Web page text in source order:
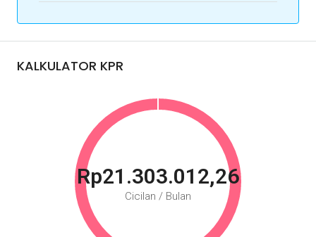
KALKULATOR KPR
Rp21.303.012,26
Cicilan / Bulan